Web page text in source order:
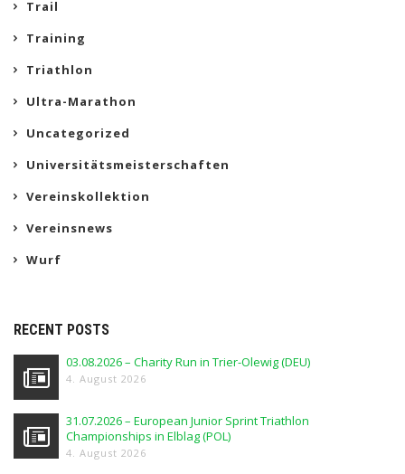
Trail
Training
Triathlon
Ultra-Marathon
Uncategorized
Universitätsmeisterschaften
Vereinskollektion
Vereinsnews
Wurf
RECENT POSTS
03.08.2026 – Charity Run in Trier-Olewig (DEU)
4. August 2026
31.07.2026 – European Junior Sprint Triathlon
Championships in Elblag (POL)
4. August 2026